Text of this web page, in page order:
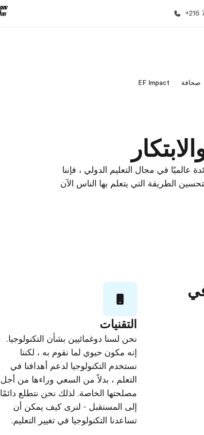
+216
شاهد كل ما نقوم به صحافة EF Impact
عالميًا في مجال التعليم الدولي ، فإننا
الطريقة التي يتعلم بها الناس الآن
التقنيات
نحن لسنا دوغمائيين بشأن التكنولوجيا.
إنه مكون حيوي لما نقوم به ، لكننا
نستخدم التكنولوجيا لدعم أهدافنا في
التعلم ، بدلاً من السعي وراءها من أجل
مصلحتها الخاصة. لذلك نحن نتطلع دائمًا
إلى المستقبل - لنرى كيف يمكن أن
تساعدنا التكنولوجيا في تغيير التعليم.